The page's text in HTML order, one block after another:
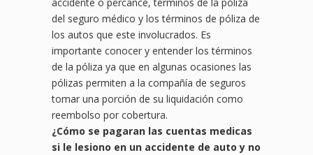
del seguro médico y los términos de póliza de
los autos que este involucrados. Es
importante conocer y entender los términos
de la póliza ya que en algunas ocasiones las
pólizas permiten a la compañía de seguros
tomar una porción de su liquidación como
reembolso por cobertura.
¿Cómo se pagaran las cuentas medicas
si le lesiono en un accidente de auto y no